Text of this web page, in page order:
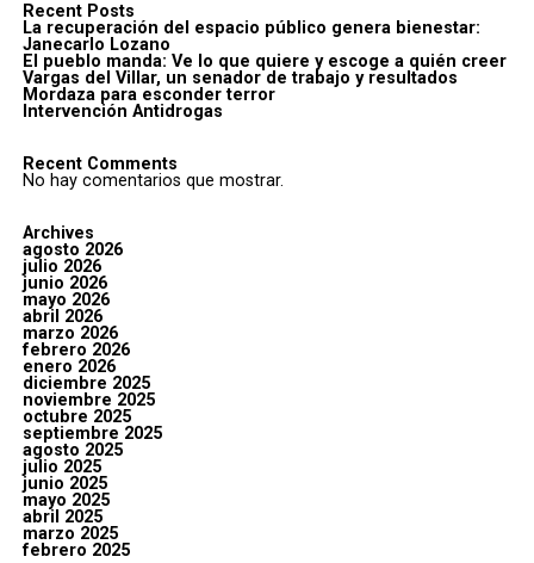
Recent Posts
La recuperación del espacio público genera bienestar:
Janecarlo Lozano
El pueblo manda: Ve lo que quiere y escoge a quién creer
Vargas del Villar, un senador de trabajo y resultados
Mordaza para esconder terror
Intervención Antidrogas
Recent Comments
No hay comentarios que mostrar.
Archives
agosto 2026
julio 2026
junio 2026
mayo 2026
abril 2026
marzo 2026
febrero 2026
enero 2026
diciembre 2025
noviembre 2025
octubre 2025
septiembre 2025
agosto 2025
julio 2025
junio 2025
mayo 2025
abril 2025
marzo 2025
febrero 2025